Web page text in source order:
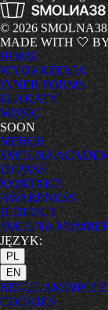
© 2026 SMOLNA38
MADE WITH 🤍
HOME
WYDARZENIA
INNER FORMS
PLAKATY
MUSIC
SOON
MERCH
SMOLNA
DJ PASS
KONTAKT
AWARENESS
HIDEOUT
SMOLNA
JĘZYK:
PL
EN
REGULAMIN
COOKIES